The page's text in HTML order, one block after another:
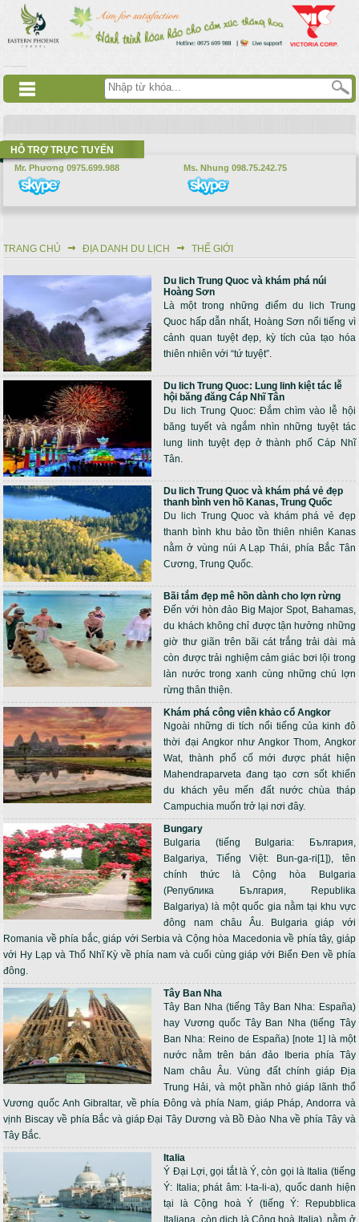
Nhảy đến nội dung
HỖ TRỢ TRỰC TUYẾN
Mr. Phương 0975.699.988 Ms. Nhung 098.75.242.75
Bạn đang ở đây
TRANG CHỦ ĐỊA DANH DU LỊCH THẾ GIỚI
Du lich Trung Quoc và khám phá núi
Hoàng Sơn
Là một trong những điểm du lich Trung
Quoc hấp dẫn nhất, Hoàng Sơn nổi tiếng vì
cảnh quan tuyệt đẹp, kỳ tích của tạo hóa
thiên nhiên với “tứ tuyệt”.
Du lich Trung Quoc: Lung linh kiệt tác lễ
hội băng đăng Cáp Nhĩ Tân
Du lich Trung Quoc: Đắm chìm vào lễ hội
băng tuyết và ngắm nhìn những tuyệt tác
lung linh tuyệt đẹp ở thành phố Cáp Nhĩ
Tân.
Du lich Trung Quoc và khám phá vẻ đẹp
thanh bình ven hồ Kanas, Trung Quốc
Du lich Trung Quoc và khám phá vẻ đẹp
thanh bình khu bảo tồn thiên nhiên Kanas
nằm ở vùng núi A Lạp Thái, phía Bắc Tân
Cương, Trung Quốc.
Bãi tắm đẹp mê hồn dành cho lợn rừng
Đến với hòn đảo Big Major Spot, Bahamas,
du khách không chỉ được tận hưởng những
giờ thư giãn trên bãi cát trắng trải dài mà
còn được trải nghiệm cảm giác bơi lội trong
làn nước trong xanh cùng những chú lợn
rừng thân thiện.
Khám phá công viên khảo cổ Angkor
Ngoài những di tích nổi tiếng của kinh đô
thời đại Angkor như Angkor Thom, Angkor
Wat, thành phổ cố mới được phát hiện
Mahendraparveta đang tạo cơn sốt khiến
du khách yêu mến đất nước chùa tháp
Campuchia muốn trở lại nơi đây.
Bungary
Bulgaria (tiếng Bulgaria: България,
Balgariya, Tiếng Việt: Bun-ga-ri[1]), tên
chính thức là Cộng hòa Bulgaria
(Република България, Republika
Balgariya) là một quốc gia nằm tại khu vực
đông nam châu Âu. Bulgaria giáp với
Romania về phía bắc, giáp với Serbia và Cộng hòa Macedonia về phía tây, giáp
với Hy Lạp và Thổ Nhĩ Kỳ về phía nam và cuối cùng giáp với Biển Đen về phía
đông.
Tây Ban Nha
Tây Ban Nha (tiếng Tây Ban Nha: España)
hay Vương quốc Tây Ban Nha (tiếng Tây
Ban Nha: Reino de España) [note 1] là một
nước nằm trên bán đảo Iberia phía Tây
Nam châu Âu. Vùng đất chính giáp Địa
Trung Hải, và một phần nhỏ giáp lãnh thổ
Vương quốc Anh Gibraltar, về phía Đông và phía Nam, giáp Pháp, Andorra và
vịnh Biscay về phía Bắc và giáp Đại Tây Dương và Bồ Đào Nha về phía Tây và
Tây Bắc.
Italia
Ý Đại Lợi, gọi tắt là Ý, còn gọi là Italia (tiếng
Ý: Italia; phát âm: I-ta-li-a), quốc danh hiện
tại là Cộng hoà Ý (tiếng Ý: Repubblica
Italiana, còn dịch là Cộng hoà Italia), nằm ở